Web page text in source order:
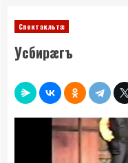
Спектакльтæ
Усбирæгъ